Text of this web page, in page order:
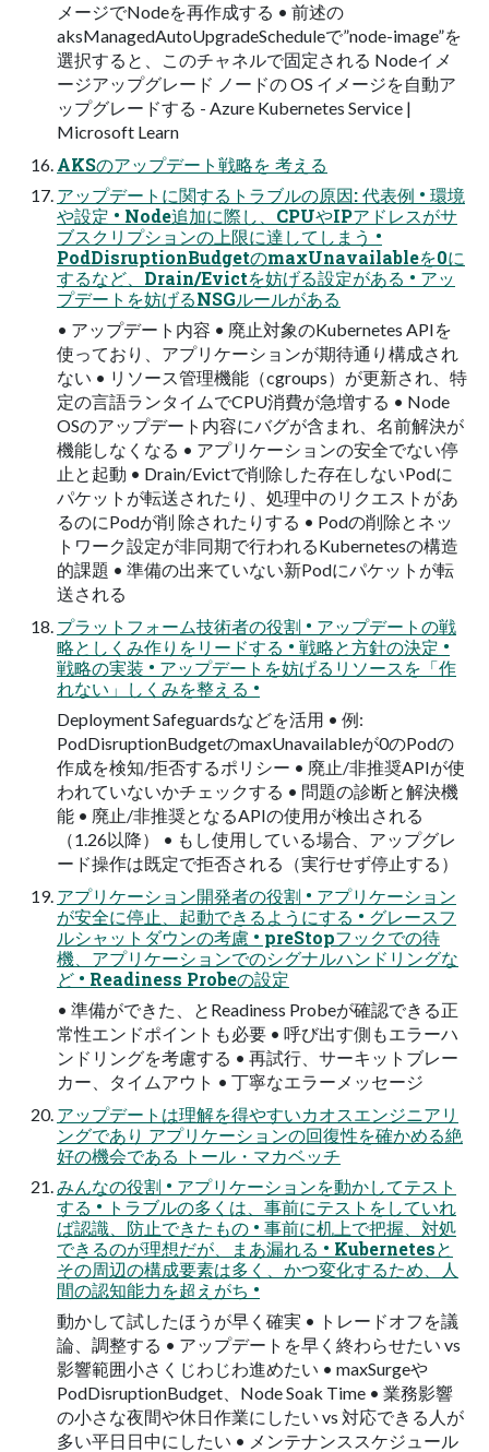
メージでNodeを再作成する • 前述の
aksManagedAutoUpgradeScheduleで”node-image”を
選択すると、このチャネルで固定される Nodeイメ
ージアップグレード ノードの OS イメージを自動ア
ップグレードする - Azure Kubernetes Service |
Microsoft Learn
AKSのアップデート戦略を 考える
アップデートに関するトラブルの原因: 代表例 • 環境
や設定 • Node追加に際し、CPUやIPアドレスがサ
ブスクリプションの上限に達してしまう •
PodDisruptionBudgetのmaxUnavailableを0に
するなど、Drain/Evictを妨げる設定がある • アッ
プデートを妨げるNSGルールがある
• アップデート内容 • 廃止対象のKubernetes APIを
使っており、アプリケーションが期待通り構成され
ない • リソース管理機能（cgroups）が更新され、特
定の言語ランタイムでCPU消費が急増する • Node
OSのアップデート内容にバグが含まれ、名前解決が
機能しなくなる • アプリケーションの安全でない停
止と起動 • Drain/Evictで削除した存在しないPodに
パケットが転送されたり、処理中のリクエストがあ
るのにPodが削 除されたりする • Podの削除とネッ
トワーク設定が非同期で行われるKubernetesの構造
的課題 • 準備の出来ていない新Podにパケットが転
送される
プラットフォーム技術者の役割 • アップデートの戦
略としくみ作りをリードする • 戦略と方針の決定 •
戦略の実装 • アップデートを妨げるリソースを「作
れない」しくみを整える •
Deployment Safeguardsなどを活用 • 例:
PodDisruptionBudgetのmaxUnavailableが0のPodの
作成を検知/拒否するポリシー • 廃止/非推奨APIが使
われていないかチェックする • 問題の診断と解決機
能 • 廃止/非推奨となるAPIの使用が検出される
（1.26以降） • もし使用している場合、アップグレ
ード操作は既定で拒否される（実行せず停止する）
アプリケーション開発者の役割 • アプリケーション
が安全に停止、起動できるようにする • グレースフ
ルシャットダウンの考慮 • preStopフックでの待
機、アプリケーションでのシグナルハンドリングな
ど • Readiness Probeの設定
• 準備ができた、とReadiness Probeが確認できる正
常性エンドポイントも必要 • 呼び出す側もエラーハ
ンドリングを考慮する • 再試行、サーキットブレー
カー、タイムアウト • 丁寧なエラーメッセージ
アップデートは理解を得やすいカオスエンジニアリ
ングであり アプリケーションの回復性を確かめる絶
好の機会である トール・マカベッチ
みんなの役割 • アプリケーションを動かしてテスト
する • トラブルの多くは、事前にテストをしていれ
ば認識、防止できたもの • 事前に机上で把握、対処
できるのが理想だが、まあ漏れる • Kubernetesと
その周辺の構成要素は多く、かつ変化するため、人
間の認知能力を超えがち •
動かして試したほうが早く確実 • トレードオフを議
論、調整する • アップデートを早く終わらせたい vs
影響範囲小さくじわじわ進めたい • maxSurgeや
PodDisruptionBudget、Node Soak Time • 業務影響
の小さな夜間や休日作業にしたい vs 対応できる人が
多い平日日中にしたい • メンテナンススケジュール